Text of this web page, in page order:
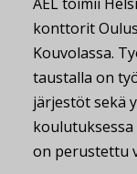
konttorit
Kouvolassa.
taustalla on
järjestöt sekä
koulutuksessa
on perustettu